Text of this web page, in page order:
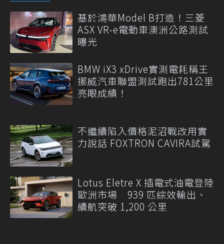
基於鴻華Model B打造！三菱
ASX VR-e電動車澳洲公路測試
曝光
BMW iX3 xDrive實測電耗稱王
挪威汽車聯盟測試跑出781公里
亮眼成績！
不繼續陷入價格泥沼戰改用實
力說話 FOXTRON CAVIRA試駕
Lotus Eletre X 插電式油電登陸
歐洲市場 939 匹綜效輸出、
續航突破 1,200 公里